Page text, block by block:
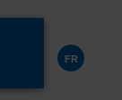
FR